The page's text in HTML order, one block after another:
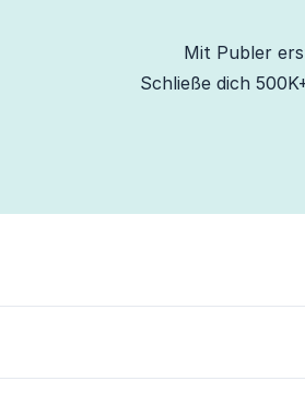
Mit Publer
Schließe dich